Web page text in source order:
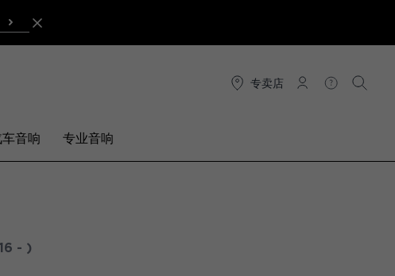
专卖店
连接 帮助 搜索
音响 专业音响
- )